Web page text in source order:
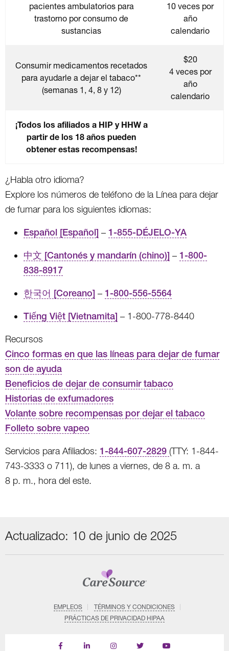
pacientes ambulatorios para
trastorno por consumo de
sustancias
10 veces por
año
calendario
Consumir medicamentos recetados
para ayudarle a dejar el tabaco**
(semanas 1, 4, 8 y 12)
$20
4 veces por
año
calendario
¡Todos los afiliados a HIP y HHW a
partir de los 18 años pueden
obtener estas recompensas!
¿Habla otro idioma?
Explore los números de teléfono de la Línea para dejar
de fumar para los siguientes idiomas:
Español [Español] – 1-855-DÉJELO-YA
中文 [Cantonés y mandarín (chino)] – 1-800-
838-8917
한국어 [Coreano] – 1-800-556-5564
Tiếng Việt [Vietnamita] – 1-800-778-8440
Recursos
Cinco formas en que las líneas para dejar de fumar
son de ayuda
Beneficios de dejar de consumir tabaco
Historias de exfumadores
Volante sobre recompensas por dejar el tabaco
Folleto sobre vapeo
Servicios para Afiliados: 1-844-607-2829 (TTY: 1-844-
743-3333 o 711), de lunes a viernes, de 8 a. m. a
8 p. m., hora del este.
Actualizado: 10 de junio de 2025
EMPLEOS
TÉRMINOS Y CONDICIONES
PRÁCTICAS DE PRIVACIDAD HIPAA
Find
Follow
Follow
Follow
Subscribe